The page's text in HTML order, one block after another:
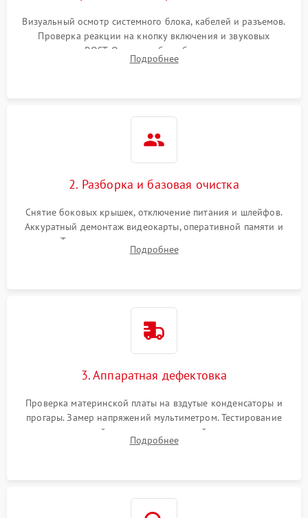
Визуальный осмотр системного блока, кабелей и разъемов.
Проверка реакции на кнопку включения и звуковых
сигналов POST. Оценка работы блока питания для
локализации базовых неисправностей без полного разбора.
Подробнее
2. Разборка и базовая очистка
Снятие боковых крышек, отключение питания и шлейфов.
Аккуратный демонтаж видеокарты, оперативной памяти и
кулеров. Тщательная очистка корпуса и радиаторов от пыли
с помощью сжатого воздуха для предотвращения
Подробнее
3. Аппаратная дефектовка
Проверка материнской платы на вздутые конденсаторы и
прогары. Замер напряжений мультиметром. Тестирование
оперативной памяти и накопителей с помощью
диагностического ПО для выявления сбойных секторов и
Подробнее